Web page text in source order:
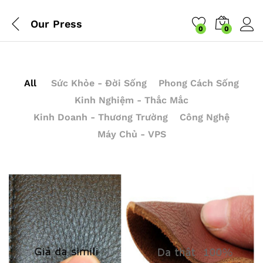
Our Press 0 0
All Sức Khỏe - Đời Sống
Phong Cách Sống
Kinh Nghiệm - Thắc Mắc
Kinh Doanh - Thương Trường
Công Nghệ
Máy Chủ - VPS